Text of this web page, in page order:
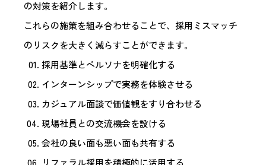
の対策を紹介します。
これらの施策を組み合わせることで、採用ミスマッチ
のリスクを大きく減らすことができます。
採用基準とペルソナを明確化する
インターンシップで実務を体験させる
カジュアル面談で価値観をすり合わせる
現場社員との交流機会を設ける
会社の良い面も悪い面も共有する